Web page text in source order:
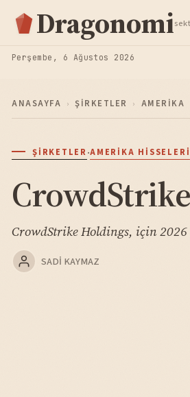
Dragonomi
Perşembe, 6 Ağustos 2026
ANASAYFA › ŞIRKETLER › AMERIKA
ŞIRKETLER·AMERIKA HISSELERI
CrowdStrike Holdings, için
SADI KAYMAZ